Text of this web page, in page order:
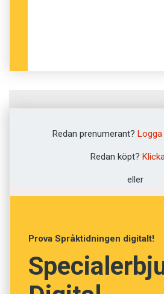
Pilka
Springa
Redan prenumerant?
Redan köpt?
eller
Prova Språktidningen digitalt!